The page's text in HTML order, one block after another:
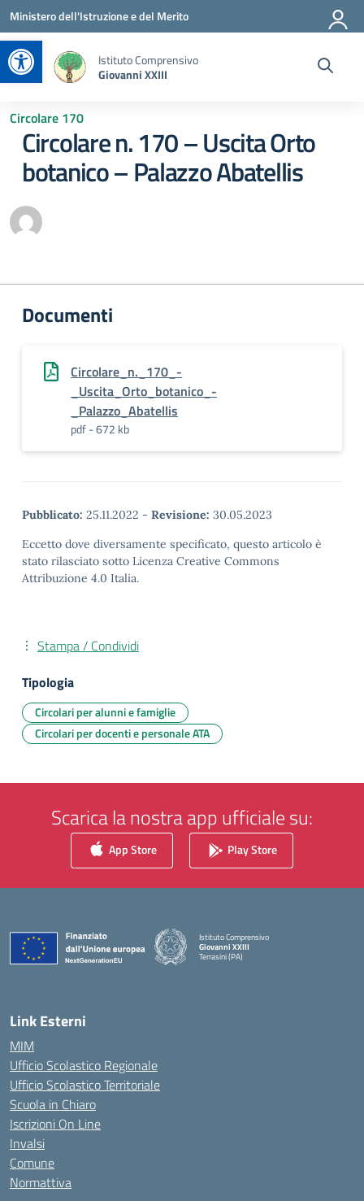
Apri la barra degli strumenti
Vai ai contenuti
Vai al menu di navigazione
Vai al footer
Ministero dell'Istruzione e del Merito
Istituto Comprensivo
Giovanni XXIII
Circolare 170
Circolare n. 170 – Uscita Orto
botanico – Palazzo Abatellis
Documenti
Circolare_n._170_-
_Uscita_Orto_botanico_-
_Palazzo_Abatellis
pdf - 672 kb
Pubblicato: 25.11.2022 - Revisione: 30.05.2023
Eccetto dove diversamente specificato, questo articolo è
stato rilasciato sotto Licenza Creative Commons
Attribuzione 4.0 Italia.
Stampa / Condividi
Tipologia
Circolari per alunni e famiglie
Circolari per docenti e personale ATA
Scarica la nostra app ufficiale su:
App Store Play Store
Istituto Comprensivo
Giovanni XXIII
Terrasini (PA)
Link Esterni
MIM
Ufficio Scolastico Regionale
Ufficio Scolastico Territoriale
Scuola in Chiaro
Iscrizioni On Line
Invalsi
Comune
Normattiva